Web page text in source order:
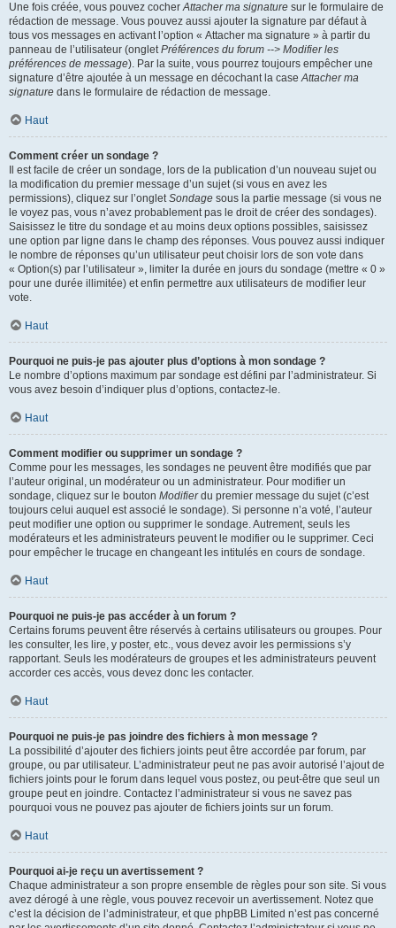
Une fois créée, vous pouvez cocherAttacher ma signature sur le formulaire de
rédaction de message. Vous pouvez aussi ajouter la signature par défaut à
tous vos messages en activant l’option « Attacher ma signature » à partir du
panneau de l’utilisateur (ongletPréférences du forum --> Modifier les
préférences de message). Par la suite, vous pourrez toujours empêcher une
signature d’être ajoutée à un message en décochant la caseAttacher ma
signature dans le formulaire de rédaction de message.
Haut
Comment créer un sondage ?
Il est facile de créer un sondage, lors de la publication d’un nouveau sujet ou
la modification du premier message d’un sujet (si vous en avez les
permissions), cliquez sur l’ongletSondage sous la partie message (si vous ne
le voyez pas, vous n’avez probablement pas le droit de créer des sondages).
Saisissez le titre du sondage et au moins deux options possibles, saisissez
une option par ligne dans le champ des réponses. Vous pouvez aussi indiquer
le nombre de réponses qu’un utilisateur peut choisir lors de son vote dans
« Option(s) par l’utilisateur », limiter la durée en jours du sondage (mettre « 0 »
pour une durée illimitée) et enfin permettre aux utilisateurs de modifier leur
vote.
Haut
Pourquoi ne puis-je pas ajouter plus d’options à mon sondage ?
Le nombre d’options maximum par sondage est défini par l’administrateur. Si
vous avez besoin d’indiquer plus d’options, contactez-le.
Haut
Comment modifier ou supprimer un sondage ?
Comme pour les messages, les sondages ne peuvent être modifiés que par
l’auteur original, un modérateur ou un administrateur. Pour modifier un
sondage, cliquez sur le bouton Modifierdu premier message du sujet (c’est
toujours celui auquel est associé le sondage). Si personne n’a voté, l’auteur
peut modifier une option ou supprimer le sondage. Autrement, seuls les
modérateurs et les administrateurs peuvent le modifier ou le supprimer. Ceci
pour empêcher le trucage en changeant les intitulés en cours de sondage.
Haut
Pourquoi ne puis-je pas accéder à un forum ?
Certains forums peuvent être réservés à certains utilisateurs ou groupes. Pour
les consulter, les lire, y poster, etc., vous devez avoir les permissions s’y
rapportant. Seuls les modérateurs de groupes et les administrateurs peuvent
accorder ces accès, vous devez donc les contacter.
Haut
Pourquoi ne puis-je pas joindre des fichiers à mon message ?
La possibilité d’ajouter des fichiers joints peut être accordée par forum, par
groupe, ou par utilisateur. L’administrateur peut ne pas avoir autorisé l’ajout de
fichiers joints pour le forum dans lequel vous postez, ou peut-être que seul un
groupe peut en joindre. Contactez l’administrateur si vous ne savez pas
pourquoi vous ne pouvez pas ajouter de fichiers joints sur un forum.
Haut
Pourquoi ai-je reçu un avertissement ?
Chaque administrateur a son propre ensemble de règles pour son site. Si vous
avez dérogé à une règle, vous pouvez recevoir un avertissement. Notez que
c’est la décision de l’administrateur, et que phpBB Limited n’est pas concerné